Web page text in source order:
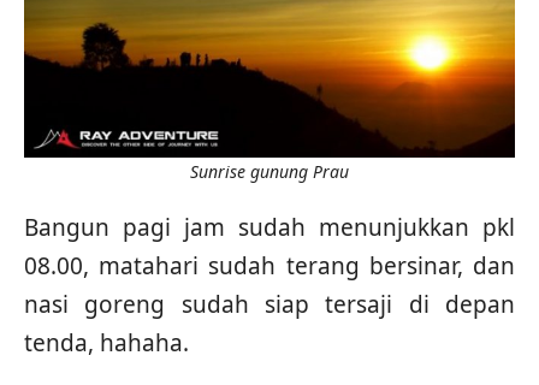
Sunrise gunung Prau
Bangun pagi jam sudah menunjukkan pkl
08.00, matahari sudah terang bersinar, dan
nasi goreng sudah siap tersaji di depan
tenda, hahaha.